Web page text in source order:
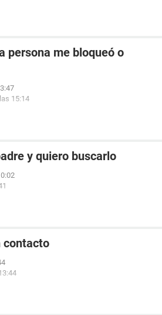
persona me bloqueó o
15:14
y quiero buscarlo
contacto